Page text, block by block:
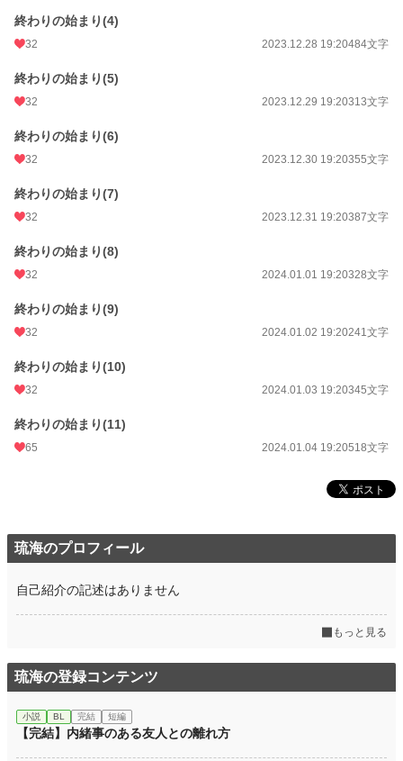
終わりの始まり(4)
32 2023.12.28 19:20484文字
終わりの始まり(5)
32 2023.12.29 19:20313文字
終わりの始まり(6)
32 2023.12.30 19:20355文字
終わりの始まり(7)
32 2023.12.31 19:20387文字
終わりの始まり(8)
32 2024.01.01 19:20328文字
終わりの始まり(9)
32 2024.01.02 19:20241文字
終わりの始まり(10)
32 2024.01.03 19:20345文字
終わりの始まり(11)
65 2024.01.04 19:20518文字
琉海のプロフィール
自己紹介の記述はありません
もっと見る
琉海の登録コンテンツ
小説 BL 完結 短編
【完結】内緒事のある友人との離れ方